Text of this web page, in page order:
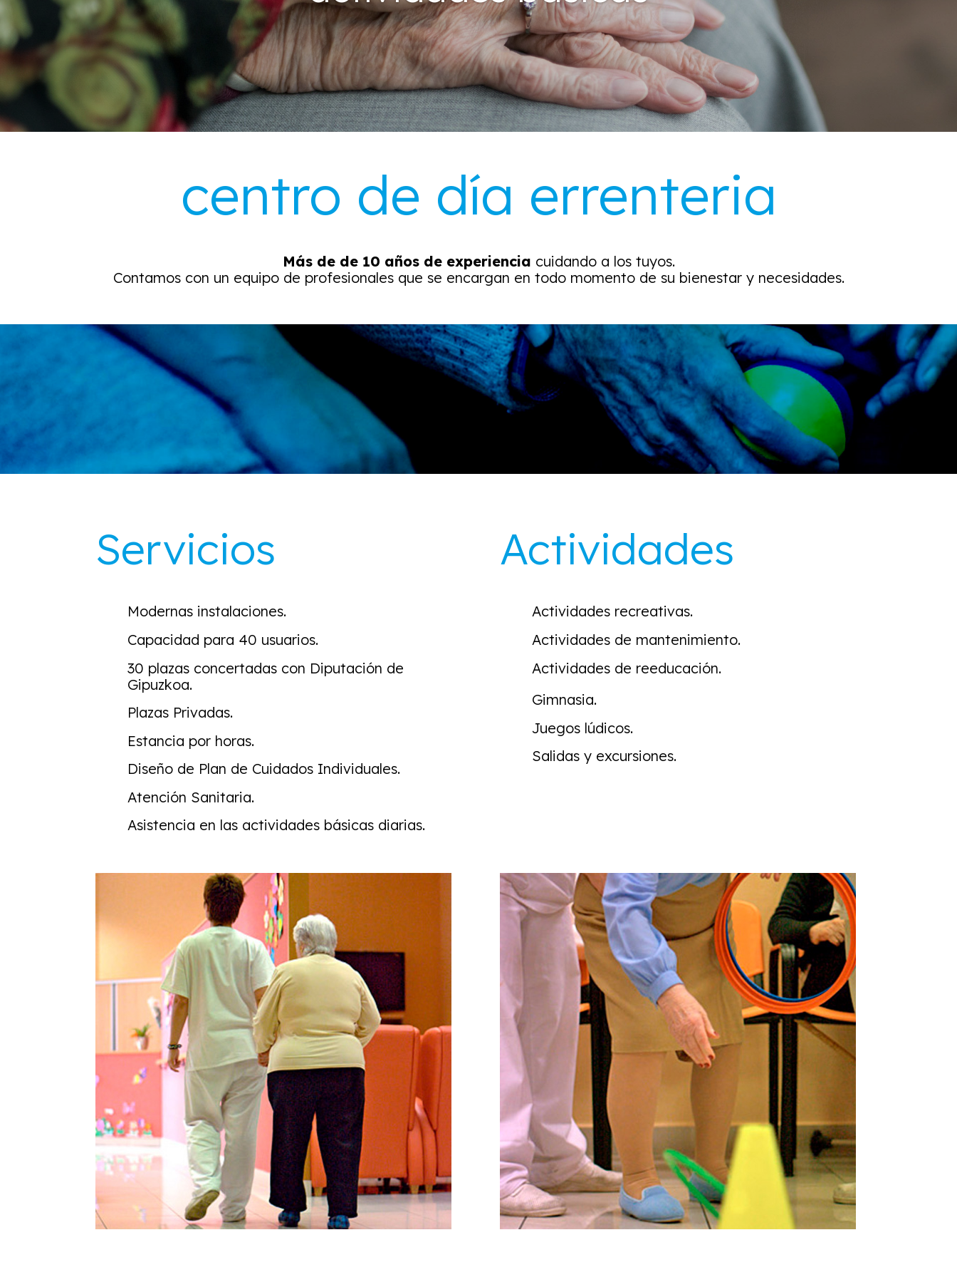
centro de día errenteria
Más de de 10 años de experiencia cuidando a los tuyos.
Contamos con un equipo de profesionales que se encargan en todo momento de su bienestar y necesidades.
Servicios
Modernas instalaciones.
Capacidad para 40 usuarios.
30 plazas concertadas con Diputación de
Gipuzkoa.
Plazas Privadas.
Estancia por horas.
Diseño de Plan de Cuidados Individuales.
Atención Sanitaria.
Asistencia en las actividades básicas diarias.
Actividades
Actividades recreativas.
Actividades de mantenimiento.
Actividades de reeducación.
Gimnasia.
Juegos lúdicos.
Salidas y excursiones.